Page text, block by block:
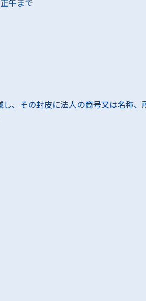
午まで
、その封皮に法人の商号又は名称